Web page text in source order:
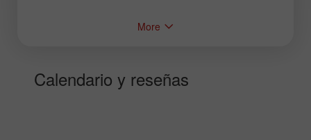
More
Calendario y reseñas